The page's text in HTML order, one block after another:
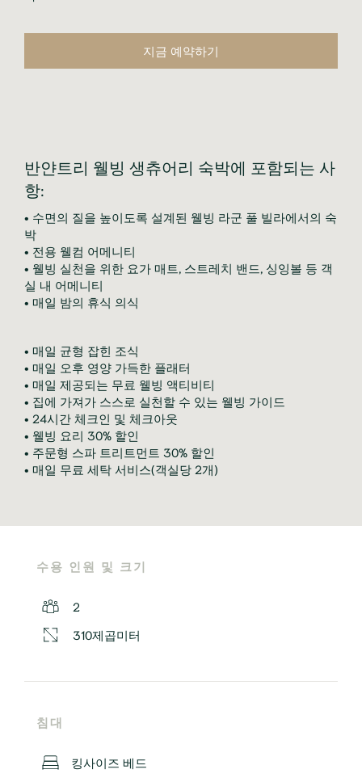
지금 예약하기
반얀트리 웰빙 생츄어리 숙박에 포함되는 사
항:
• 수면의 질을 높이도록 설계된 웰빙 라군 풀 빌라에서의 숙
박
• 전용 웰컴 어메니티
• 웰빙 실천을 위한 요가 매트, 스트레치 밴드, 싱잉볼 등 객
실 내 어메니티
• 매일 밤의 휴식 의식
• 매일 균형 잡힌 조식
• 매일 오후 영양 가득한 플래터
• 매일 제공되는 무료 웰빙 액티비티
• 집에 가져가 스스로 실천할 수 있는 웰빙 가이드
• 24시간 체크인 및 체크아웃
• 웰빙 요리 30% 할인
• 주문형 스파 트리트먼트 30% 할인
• 매일 무료 세탁 서비스(객실당 2개)
수용 인원 및 크기
2
310제곱미터
침대
킹사이즈 베드